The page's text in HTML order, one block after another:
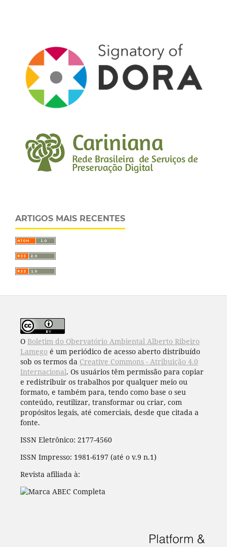
ARTIGOS MAIS RECENTES
O Boletim do Obervatório Ambiental Alberto Ribeiro
Lamego é um periódico de acesso aberto distribuído
sob os termos da Creative Commons - Atribuição 4.0
Internacional. Os usuários têm permissão para copiar
e redistribuir os trabalhos por qualquer meio ou
formato, e também para, tendo como base o seu
conteúdo, reutilizar, transformar ou criar, com
propósitos legais, até comerciais, desde que citada a
fonte.
ISSN Eletrônico: 2177-4560
ISSN Impresso: 1981-6197 (até o v.9 n.1)
Revista afiliada à: